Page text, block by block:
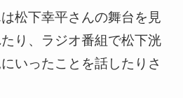
松下幸平さんの舞台を見
り、ラジオ番組で松下洸
いったことを話したりさ